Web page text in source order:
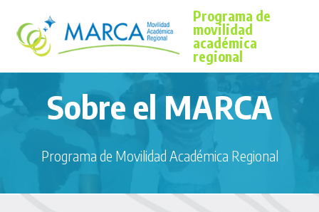
Programa de
movilidad
académica
regional
Sobre el MARCA
Programa de Movilidad Académica Regional